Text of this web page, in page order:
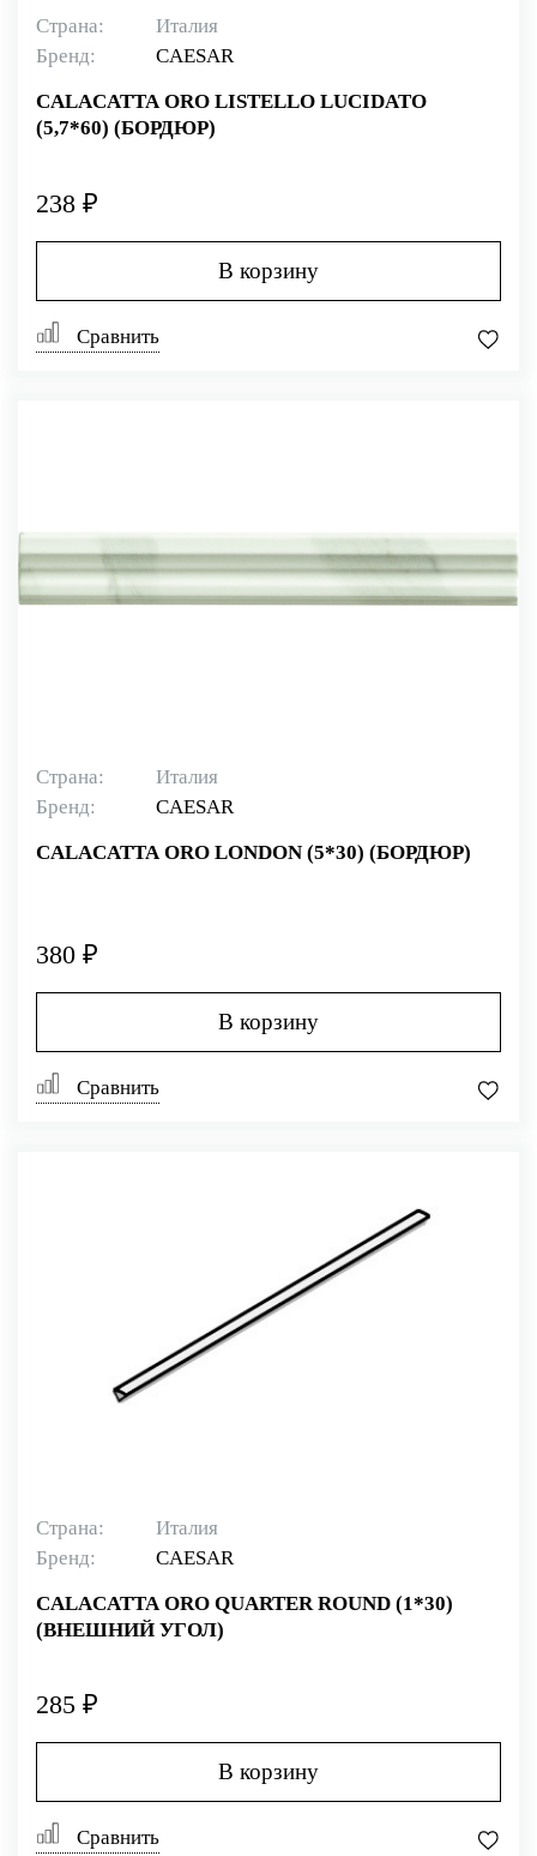
Страна:
Италия
Бренд:
CAESAR
CALACATTA ORO LISTELLO LUCIDATO
(5,7*60) (БОРДЮР)
238 ₽
В корзину
Сравнить
Страна:
Италия
Бренд:
CAESAR
CALACATTA ORO LONDON (5*30) (БОРДЮР)
380 ₽
В корзину
Сравнить
Страна:
Италия
Бренд:
CAESAR
CALACATTA ORO QUARTER ROUND (1*30)
(ВНЕШНИЙ УГОЛ)
285 ₽
В корзину
Сравнить